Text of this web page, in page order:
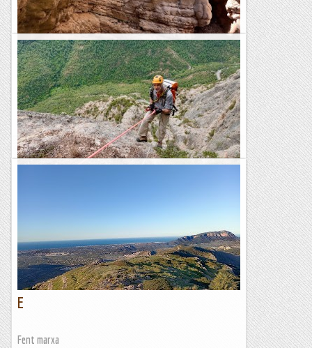
Per les Serres del Mestral
Hem fet una petita excursió per les Serres de Mestral. Un
recorregut circular des de la petita població de Masboquera
amb dos punts d'interès: la Bauma d'en Marian i...
Blog de muntanya
montserratina situada entre el Torrent Fondo i el Torrent de
la Font Seca. La seva cara sud, la que mira a Collbató,...
Blog de muntanya
E
Fent marxa